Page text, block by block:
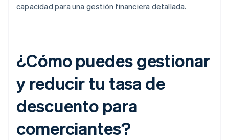
capacidad para una gestión financiera detallada.
¿Cómo puedes gestionar
y reducir tu tasa de
descuento para
comerciantes?